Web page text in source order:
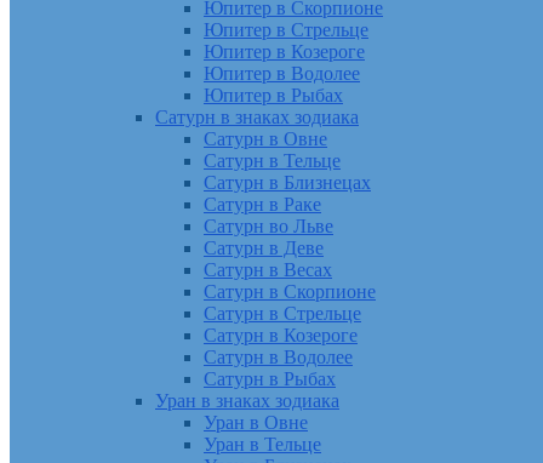
Юпитер в Скорпионе
Юпитер в Стрельце
Юпитер в Козероге
Юпитер в Водолее
Юпитер в Рыбах
Сатурн в знаках зодиака
Сатурн в Овне
Сатурн в Тельце
Сатурн в Близнецах
Сатурн в Раке
Сатурн во Льве
Сатурн в Деве
Сатурн в Весах
Сатурн в Скорпионе
Сатурн в Стрельце
Сатурн в Козероге
Сатурн в Водолее
Сатурн в Рыбах
Уран в знаках зодиака
Уран в Овне
Уран в Тельце